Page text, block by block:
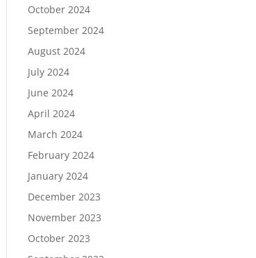
October 2024
September 2024
August 2024
July 2024
June 2024
April 2024
March 2024
February 2024
January 2024
December 2023
November 2023
October 2023